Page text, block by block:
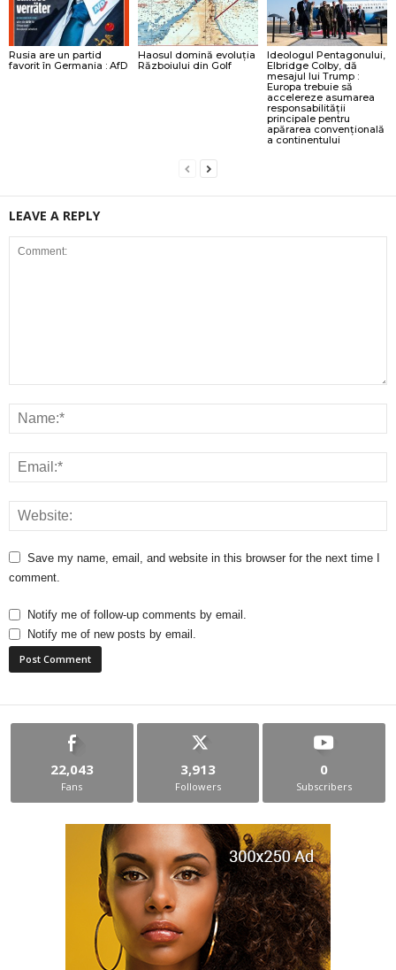
Rusia are un partid
favorit în Germania : AfD
Haosul domină evoluția
Războiului din Golf
Ideologul Pentagonului,
Elbridge Colby, dă
mesajul lui Trump :
Europa trebuie să
accelereze asumarea
responsabilității
principale pentru
apărarea convențională
a continentului
LEAVE A REPLY
Save my name, email, and website in this browser for the next time I
comment.
Notify me of follow-up comments by email.
Notify me of new posts by email.
22,043
Fans
3,913
Followers
0
Subscribers